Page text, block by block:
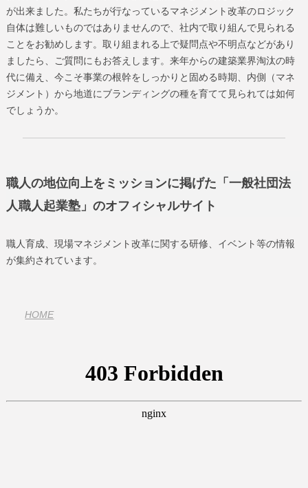
が出来ました。私たちが行なっているマネジメント改革のロジック
自体は難しいものではありませんので、社内で取り組んで見られる
ことをお勧めします。取り組まれる上で疑問点や不明点などがあり
ましたら、ご質問にもお答えします。来年からの建築業界淘汰の時
代に備え、今こそ事業の根幹をしっかりと固める時期、内側（マネ
ジメント）から地道にブランディングの種を育てて見られては如何
でしょうか。
職人の地位向上をミッションに掲げた「一般社団法
人職人起業塾」のオフィシャルサイト
職人育成、現場マネジメント改革に関する研修、イベント等の情報
が集約されています。
HOME